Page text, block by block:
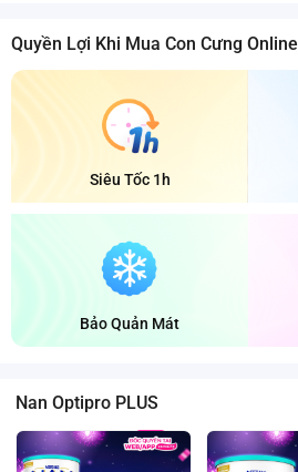
Quyền Lợi Khi Mua Con Cưng Online
Siêu Tốc 1h
Bảo Quản Mát
Nan Optipro PLUS